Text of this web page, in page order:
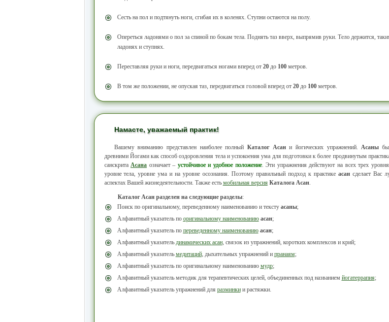
Сесть на пол и подтянуть ноги, сгибая их в коленях. Ступни остаются на полу.
Опереться ладонями о пол за спиной по бокам тела. Поднять таз вверх, выпрямив руки. Тело держится,
ладонях и ступнях.
Переставляя руки и ноги, передвигаться ногами вперед от 20до 100метров.
В том же положении, не опуская таз, передвигаться головой вперед от 20до 100метров.
Намасте, уважаемый практик!
Вашему вниманию представлен наиболее полный Каталог Асани йогических упражнений. Асаны
древними Йогами как способ оздоровления тела и успокоения ума для подготовки к более продвинутым
санскрита Асана означает – устойчивое и удобное положение. Эти упражнения действуют на всех трех
уровне тела, уровне ума и на уровне осознания. Поэтому правильный подход к практике асансделает Вас
аспектах Вашей жизнедеятельности. Также есть мобильная версия Каталога Асан.
Каталог Асан разделен на следующие разделы:
Поиск по оригинальному, переведенному наименованию и тексту асаны;
Алфавитный указатель по оригинальному наименованию асан;
Алфавитный указатель по переведенному наименованию асан;
Алфавитный указатель динамических асан, связок из упражнений, коротких комплексов и крий;
Алфавитный указатель медитаций, дыхательных упражнений и пранаям;
Алфавитный указатель по оригинальному наименованию мудр;
Алфавитный указатель методик для терапевтических целей, объединенных под названием йогатеррапия;
Алфавитный указатель упражнений для разминкии растяжки.